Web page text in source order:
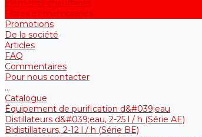
Éléments chauffants
Filtres et membranes
Promotions
De la société
Articles
FAQ
Commentaires
Pour nous contacter
...
Catalogue
Équipement de purification d&#039;eau
Distillateurs d&#039;eau, 2-25 l / h (Série АE)
Bidistillateurs, 2-12 l / h (Série BE)